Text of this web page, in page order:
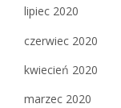
lipiec 2020
czerwiec 2020
kwiecień 2020
marzec 2020